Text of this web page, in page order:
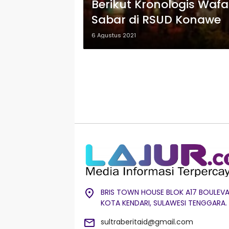
Berikut Kronologis
Sabar di RSUD Konawe
6 Agustus 2021
BRIS TOWN HOUSE BLOK A17
KOTA KENDARI, SULAWESI TENGGARA.
sultraberitaid@gmail.com